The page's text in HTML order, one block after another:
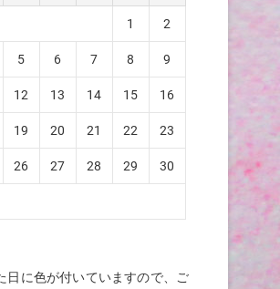
1 2
5 6 7 8 9
12 13 14 15 16
19 20 21 22 23
26 27 28 29 30
日に色が付いていますので、ご